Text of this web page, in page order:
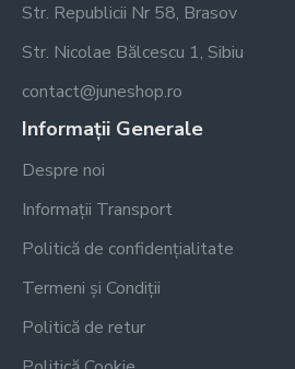
Str. Republicii Nr 58, Brasov
Str. Nicolae Bălcescu 1, Sibiu
contact@juneshop.ro
Informații Generale
Despre noi
Informații Transport
Politică de confidențialitate
Termeni și Condiții
Politică de retur